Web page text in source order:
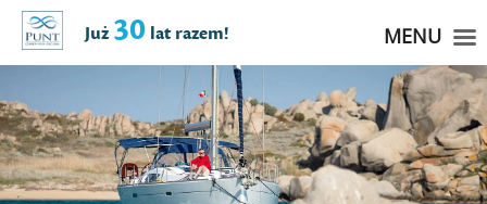
Już30 lat razem! MENU